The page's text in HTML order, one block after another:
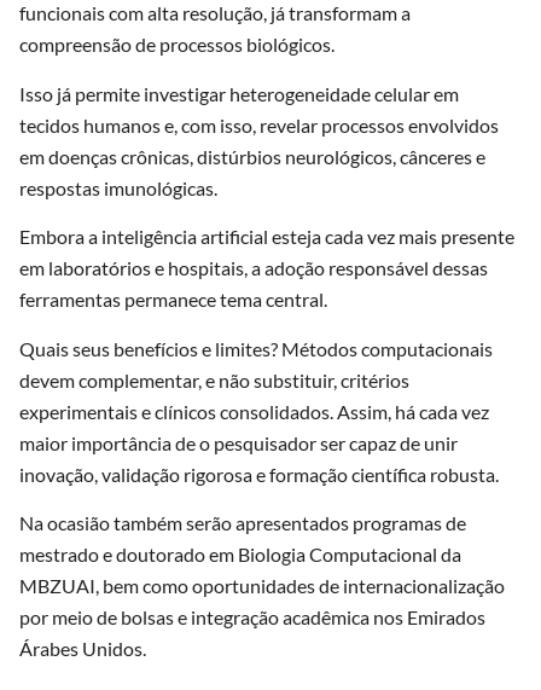
funcionais com alta resolução, já transformam a
compreensão de processos biológicos.
Isso já permite investigar heterogeneidade celular em
tecidos humanos e, com isso, revelar processos envolvidos
em doenças crônicas, distúrbios neurológicos, cânceres e
respostas imunológicas.
Embora a inteligência artificial esteja cada vez mais presente
em laboratórios e hospitais, a adoção responsável dessas
ferramentas permanece tema central.
Quais seus benefícios e limites? Métodos computacionais
devem complementar, e não substituir, critérios
experimentais e clínicos consolidados. Assim, há cada vez
maior importância de o pesquisador ser capaz de unir
inovação, validação rigorosa e formação científica robusta.
Na ocasião também serão apresentados programas de
mestrado e doutorado em Biologia Computacional da
MBZUAI, bem como oportunidades de internacionalização
por meio de bolsas e integração acadêmica nos Emirados
Árabes Unidos.